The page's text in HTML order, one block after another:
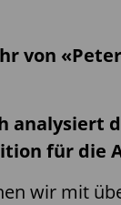
von
analysiert
für die
wir mit